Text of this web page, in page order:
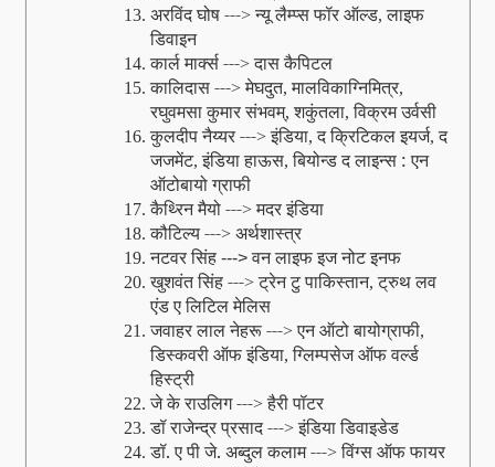
13. अरविंद घोष --->न्‍यू लैम्‍प्स फॉर ऑल्‍ड,लाइफ
डिवाइन
14. कार्ल मार्क्‍स --->दास कैपिटल
15. कालिदास --->मेघदुत,मालविकाग्निमित्र,
रघुवमसा कुमार संभवम्,शकुंतला,विक्रम उर्वसी
16. कुलदीप नैय्यर --->इंडिया,द क्रिटिकल इयर्ज,द
जजमेंट,इंडिया हाऊस,बियोन्‍ड द लाइन्‍स : एन
ऑटोबायो ग्राफी
17. कैथ्‍रिन मैयो --->मदर इंडिया
18. कौटिल्‍य ---> अर्थशास्‍त्र
19. नटवर सिंह --->वन लाइफ इज नोट इनफ
20. खुशवंत सिंह --->ट्रेन टु पाकिस्‍तान,ट्रुथ लव
एंड ए लिटिल मेलिस
21. जवाहर लाल नेहरू --->एन ऑटो बायोग्राफी,
डिस्‍कवरी ऑफ इंडिया,ग्लिम्‍पसेज ऑफ वर्ल्‍ड
हिस्‍ट्री
22. जे के राउलिग --->हैरी पॉटर
23. डॉ राजेन्‍द्र प्रसाद --->इंडिया डिवाइडेड
24. डॉ. ए पी जे. अब्‍दुल कलाम --->विंग्स ऑफ फायर